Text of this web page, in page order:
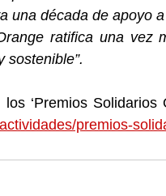
una década de apoyo
ratifica una vez
sostenible”.
‘Premios Solidarios
premios-